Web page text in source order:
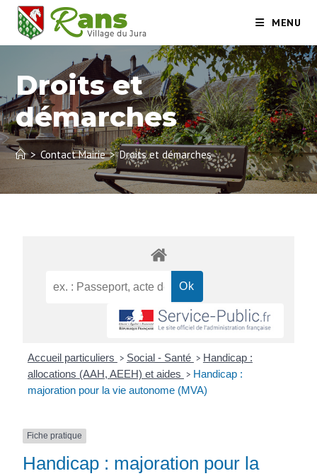
MENU
Droits et
démarches
> Contact Mairie > Droits et démarches
Accueil particuliers > Social - Santé > Handicap :
allocations (AAH, AEEH) et aides > Handicap :
majoration pour la vie autonome (MVA)
Fiche pratique
Handicap : majoration pour la